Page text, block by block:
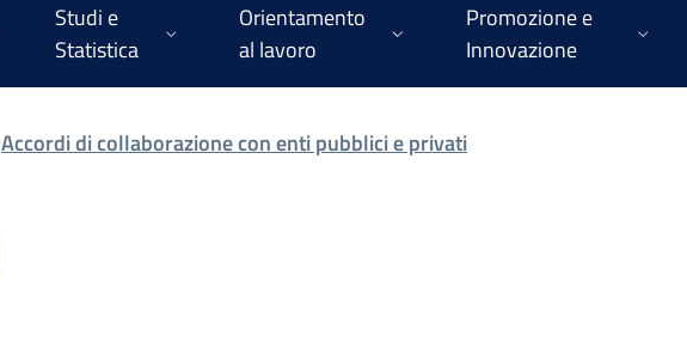
Studi e
Statistica
Orientamento
al lavoro
Promozione e
Innovazione
Accordi di collaborazione con enti pubblici e privati